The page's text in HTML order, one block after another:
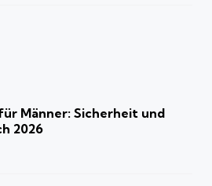
Männer: Sicherheit und
2026